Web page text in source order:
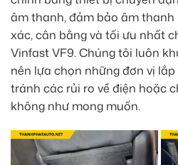
âm thanh, đảm bảo âm
xác, cân bằng và tối ưu nhất
Vinfast VF9. Chúng tôi luôn
nên lựa chọn những đơn vị
tránh các rủi ro về điện hoặc
không như mong muốn.